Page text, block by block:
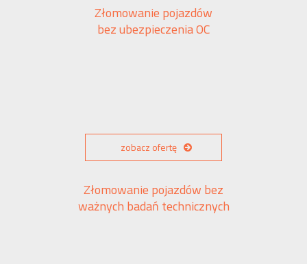
Złomowanie pojazdów
bez ubezpieczenia OC
zobacz ofertę
Złomowanie pojazdów bez
ważnych badań technicznych